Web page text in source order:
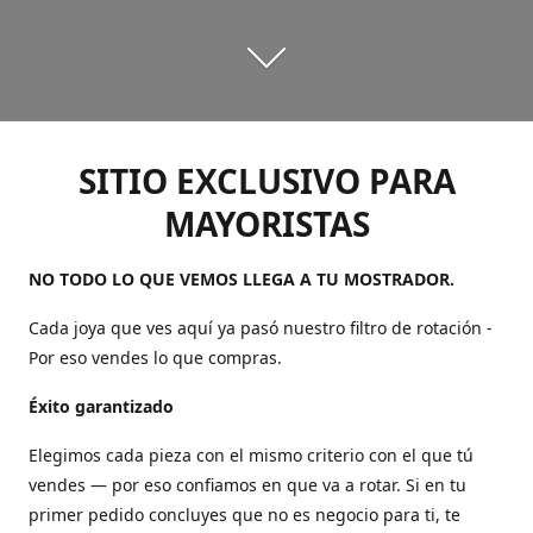
SITIO EXCLUSIVO PARA
MAYORISTAS
NO TODO LO QUE VEMOS LLEGA A TU MOSTRADOR.
Cada joya que ves aquí ya pasó nuestro filtro de rotación -
Por eso vendes lo que compras.
Éxito garantizado
Elegimos cada pieza con el mismo criterio con el que tú
vendes — por eso confiamos en que va a rotar. Si en tu
primer pedido concluyes que no es negocio para ti, te